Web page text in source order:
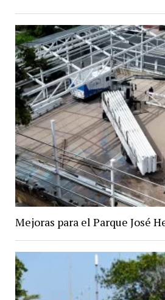
Mejoras para el Parque José